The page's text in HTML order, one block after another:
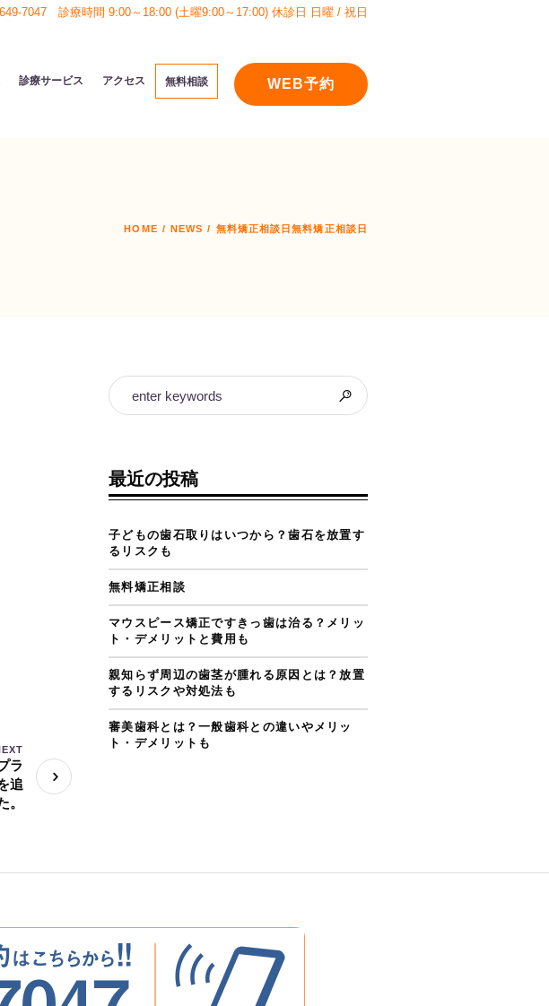
7047 診療時間 9:00～18:00 (土曜9:00～17:00) 休診日 日曜 / 祝日
WEB予約
診療サービス アクセス 無料相談
HOME / NEWS / 無料矯正相談日無料矯正相談日
ラ
追
。
最近の投稿
子どもの歯石取りはいつから？歯石を放置す
るリスクも
無料矯正相談
マウスピース矯正ですきっ歯は治る？メリッ
ト・デメリットと費用も
親知らず周辺の歯茎が腫れる原因とは？放置
するリスクや対処法も
審美歯科とは？一般歯科との違いやメリッ
ト・デメリットも